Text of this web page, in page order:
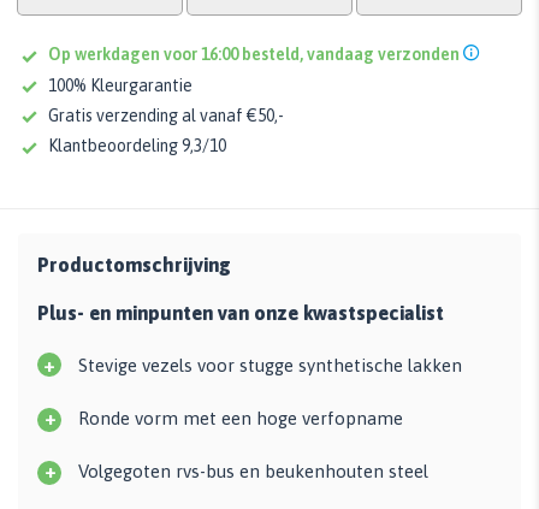
Op werkdagen voor 16:00 besteld, vandaag verzonden
100% Kleurgarantie
Gratis verzending al vanaf €50,-
Klantbeoordeling 9,3/10
Productomschrijving
Plus- en minpunten van onze kwastspecialist
+ Stevige vezels voor stugge synthetische lakken
+ Ronde vorm met een hoge verfopname
+ Volgegoten rvs-bus en beukenhouten steel